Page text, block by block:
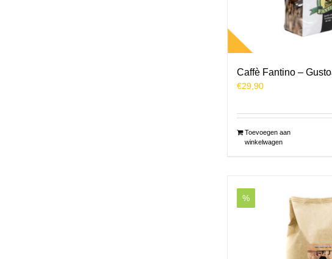
Caffè Fantino –
€29,90
Toevoegen aan
winkelwagen
%